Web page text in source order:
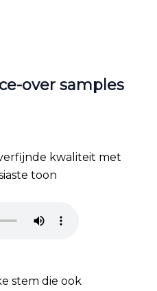
over samples
kwaliteit met
toon
stem die ook